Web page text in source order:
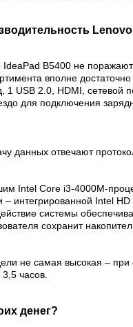
IdeaPad B5400 не
вполне
1 USB 2.0, HDMI, сетевой
для подключения
данных отвечают
Intel Core i3-4000M-
интегрированной Intel
системы
сохранит
не самая высокая – при
часов.
денег?